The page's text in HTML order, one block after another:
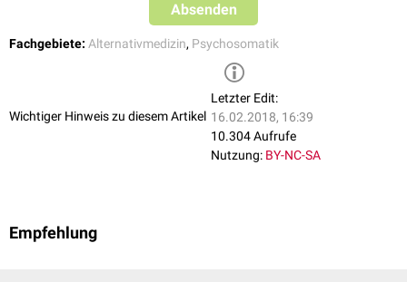
Absenden
Fachgebiete: Alternativmedizin, Psychosomatik
Wichtiger Hinweis zu diesem Artikel
Letzter Edit:
16.02.2018, 16:39
10.304 Aufrufe
Nutzung: BY-NC-SA
Empfehlung